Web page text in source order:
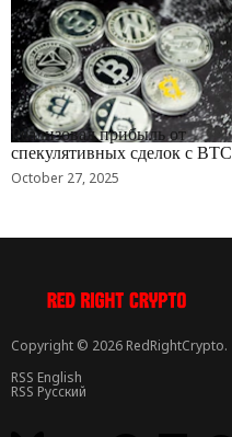
RRCNEWS_RU
Реализовал прибыль от
спекулятивных сделок с BTC
October 27, 2025
Copyright © 2026 RedRightCrypto.
RSS English
RSS Русский